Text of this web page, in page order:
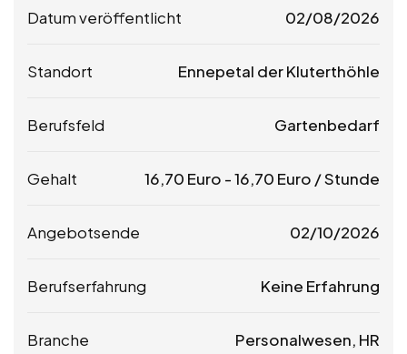
Datum veröffentlicht 02/08/2026
Standort Ennepetal der Kluterthöhle
Berufsfeld Gartenbedarf
Gehalt 16,70 Euro -16,70 Euro / Stunde
Angebotsende 02/10/2026
Berufserfahrung Keine Erfahrung
Branche Personalwesen, HR